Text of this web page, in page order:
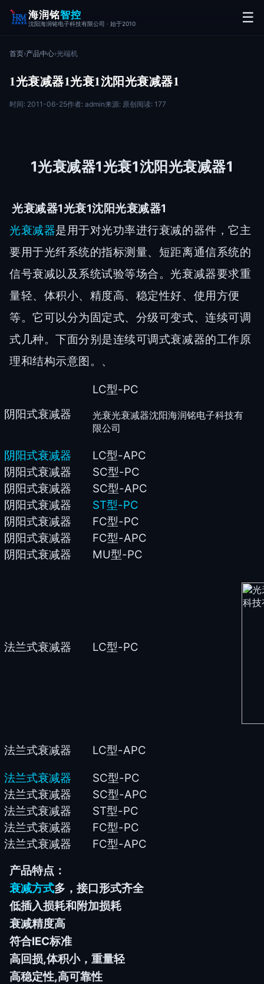
海润铭智控
沈阳海润铭电子科技有限公司 · 始于2010 ☰
首页›产品中心›光端机
1光衰减器1光衰1沈阳光衰减器1
时间: 2011-06-25作者: admin来源: 原创阅读: 177
1光衰减器1光衰1沈阳光衰减器1
光衰减器1光衰1沈阳光衰减器1
光衰减器是用于对光功率进行衰减的器件，它主
要用于光纤系统的指标测量、短距离通信系统的
信号衰减以及系统试验等场合。光衰减器要求重
量轻、体积小、精度高、稳定性好、使用方便
等。它可以分为固定式、分级可变式、连续可调
式几种。下面分别是连续可调式衰减器的工作原
理和结构示意图。、
阴阳式衰减器
LC型-PC
光衰光衰减器沈阳海润铭电子科技有
限公司
阴阳式衰减器 LC型-APC
阴阳式衰减器
SC型-PC
阴阳式衰减器
SC型-APC
阴阳式衰减器
ST型-PC
阴阳式衰减器
FC型-PC
阴阳式衰减器
FC型-APC
阴阳式衰减器
MU型-PC
法兰式衰减器 LC型-PC
法兰式衰减器 LC型-APC
法兰式衰减器 SC型-PC
法兰式衰减器
SC型-APC
法兰式衰减器
ST型-PC
法兰式衰减器
FC型-PC
法兰式衰减器
FC型-APC
产品特点：
衰减方式多，接口形式齐全
低插入损耗和附加损耗
衰减精度高
符合IEC标准
高回损,体积小，重量轻
高稳定性,高可靠性